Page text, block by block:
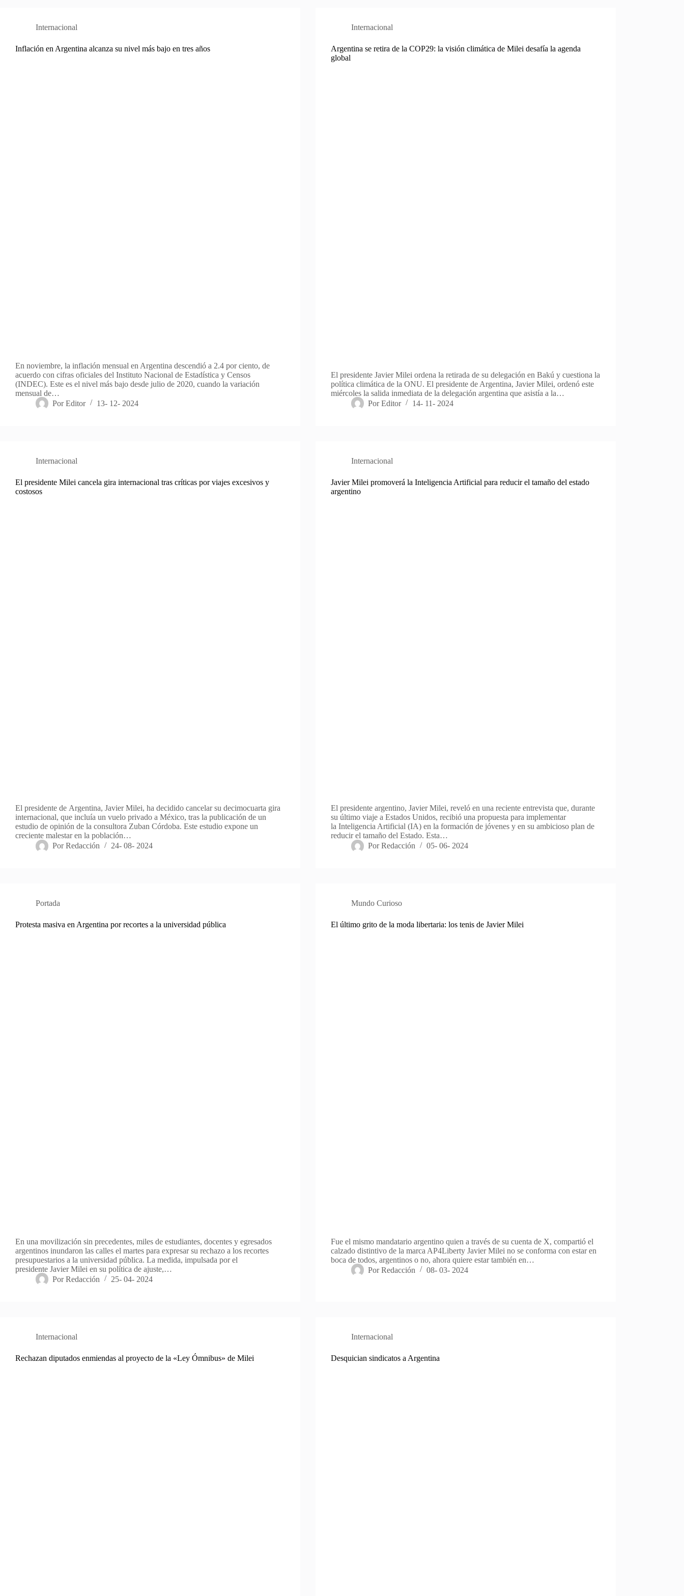
Internacional
Inflación en Argentina alcanza su nivel más bajo en tres años
En noviembre, la inflación mensual en Argentina descendió a 2.4 por ciento, de
acuerdo con cifras oficiales del Instituto Nacional de Estadística y Censos
(INDEC). Este es el nivel más bajo desde julio de 2020, cuando la variación
mensual de…
Por Editor 13- 12- 2024
Internacional
Argentina se retira de la COP29: la visión climática de Milei desafía la agenda
global
El presidente Javier Milei ordena la retirada de su delegación en Bakú y cuestiona la
política climática de la ONU. El presidente de Argentina, Javier Milei, ordenó este
miércoles la salida inmediata de la delegación argentina que asistía a la…
Por Editor 14- 11- 2024
Internacional
El presidente Milei cancela gira internacional tras críticas por viajes excesivos y
costosos
El presidente de Argentina, Javier Milei, ha decidido cancelar su decimocuarta gira
internacional, que incluía un vuelo privado a México, tras la publicación de un
estudio de opinión de la consultora Zuban Córdoba. Este estudio expone un
creciente malestar en la población…
Por Redacción 24- 08- 2024
Internacional
Javier Milei promoverá la Inteligencia Artificial para reducir el tamaño del estado
argentino
El presidente argentino, Javier Milei, reveló en una reciente entrevista que, durante
su último viaje a Estados Unidos, recibió una propuesta para implementar
la Inteligencia Artificial (IA) en la formación de jóvenes y en su ambicioso plan de
reducir el tamaño del Estado. Esta…
Por Redacción 05- 06- 2024
Portada
Protesta masiva en Argentina por recortes a la universidad pública
En una movilización sin precedentes, miles de estudiantes, docentes y egresados
argentinos inundaron las calles el martes para expresar su rechazo a los recortes
presupuestarios a la universidad pública. La medida, impulsada por el
presidente Javier Milei en su política de ajuste,…
Por Redacción 25- 04- 2024
Mundo Curioso
El último grito de la moda libertaria: los tenis de Javier Milei
Fue el mismo mandatario argentino quien a través de su cuenta de X, compartió el
calzado distintivo de la marca AP4Liberty Javier Milei no se conforma con estar en
boca de todos, argentinos o no, ahora quiere estar también en…
Por Redacción 08- 03- 2024
Internacional
Rechazan diputados enmiendas al proyecto de la «Ley Ómnibus» de Milei
Internacional
Desquician sindicatos a Argentina